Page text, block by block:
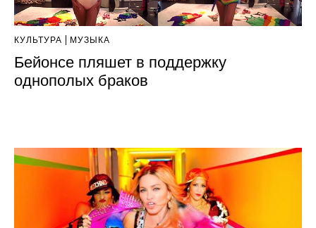
КУЛЬТУРА МУЗЫКА
Бейонсе пляшет в поддержку
однополых браков